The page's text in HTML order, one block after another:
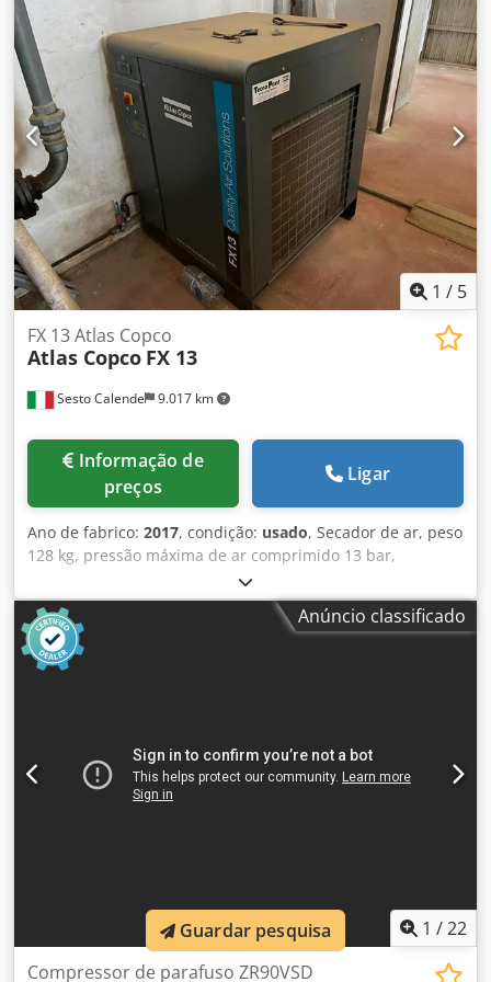
1 / 5
Sesto Calende 9.017 km
FX 13 Atlas Copco
Atlas Copco FX 13
preços
Ligar
Ano de fabrico: 2017, condição: usado, Secador de ar, peso
128 kg, pressão máxima de ar comprimido 13 bar,
temperatura ambiente máxima 46 °C. Dcsdpfew Da Enex
Ag Ejk
Anúncio classificado
1 /22
Compressor de parafuso ZR90VSD
Guardar pesquisa